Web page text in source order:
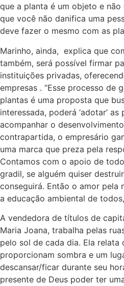
que a planta é um objeto e não
que você não danifica uma
deve fazer o mesmo com as
Marinho, ainda, explica que
também, será possível firmar
instituições privadas,
empresas . “Esse processo de
plantas é uma proposta que
interessada, poderá ‘adotar’
acompanhar o
contrapartida, o empresário
uma marca que preza pela
Contamos com o apoio de
gradil, se alguém quiser
conseguirá. Então o amor pela
a educação ambiental de
A vendedora de títulos de
Maria Joana, trabalha pelas
pelo sol de cada dia. Ela
proporcionam sombra e um
descansar/ficar durante seu
presente de Deus poder ter